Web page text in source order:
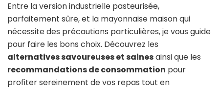
Entre la version industrielle pasteurisée,
parfaitement sûre, et la mayonnaise maison qui
nécessite des précautions particulières, je vous guide
pour faire les bons choix. Découvrez les
alternatives savoureuses et sainesainsi que les
recommandations de consommation pour
profiter sereinement de vos repas tout en